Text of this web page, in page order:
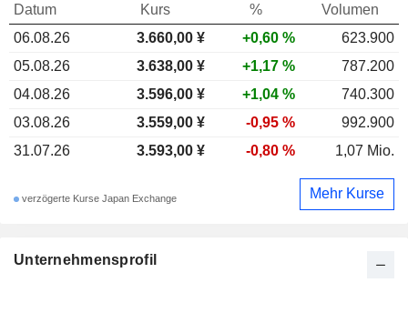
Unternehmensprofil
Datum Kurs %
Volumen
06.08.26
3.660,00 ¥ +0,60 %
623.900
05.08.26
3.638,00 ¥ +1,17 %
787.200
04.08.26
3.596,00 ¥ +1,04 %
740.300
03.08.26
3.559,00 ¥ -0,95 %
992.900
31.07.26
3.593,00 ¥ -0,80 % 1,07 Mio.
verzögerte Kurse Japan Exchange Mehr Kurse